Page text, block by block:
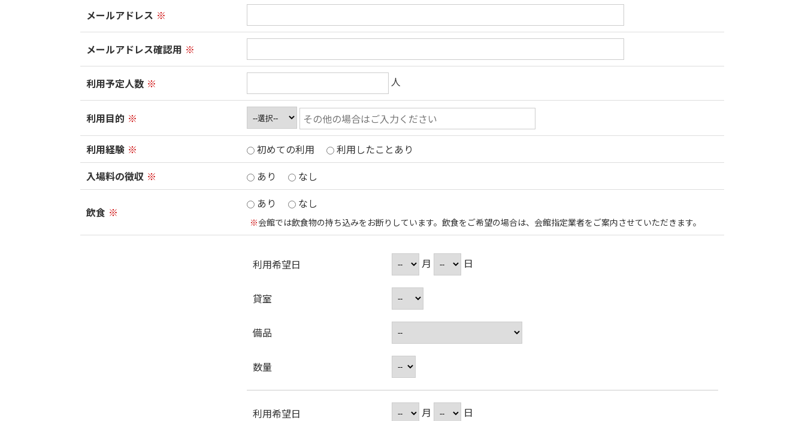
メールアドレス ※
メールアドレス確認用 ※
利用予定人数 ※ 人
利用目的 ※
利用経験 ※ 初めての利用
利用したことあり
入場料の徴収 ※ あり なし
飲食 ※
あり なし
※会館では飲食物の持ち込みをお断りしています。飲食をご希望の場合は、会館指定業者をご案内させていただきます。
利用希望日 月 日
貸室
備品
数量
利用希望日 月 日